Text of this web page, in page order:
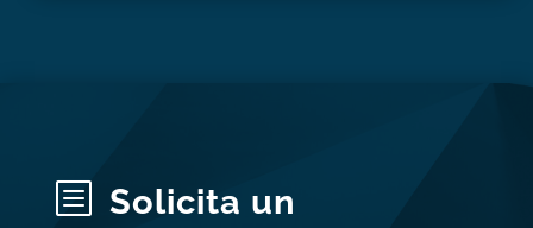
b
Solicita un